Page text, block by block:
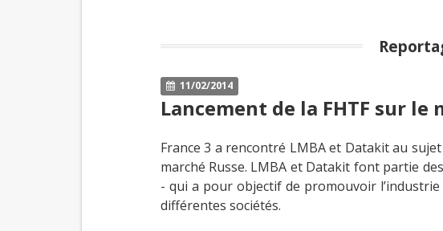
11/02/2014
Lancement de la FHTF sur le
France 3 a rencontré LMBA et Datakit au
marché Russe. LMBA et Datakit font partie
- qui a pour objectif de promouvoir
différentes sociétés.